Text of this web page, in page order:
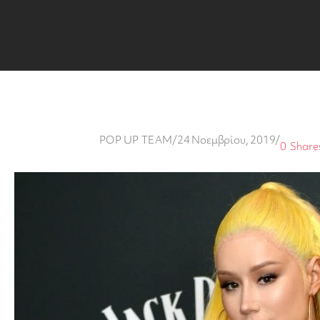
POP UP TEAM/24 Νοεμβρίου, 2019/0